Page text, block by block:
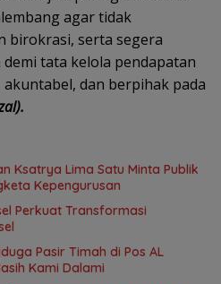
agar tidak
birokrasi, serta segera
tata kelola pendapatan
dan berpihak pada
Ksatrya Lima Satu Minta Publik
Kepengurusan
Perkuat Transformasi
Pasir Timah di Pos AL
Kami Dalami